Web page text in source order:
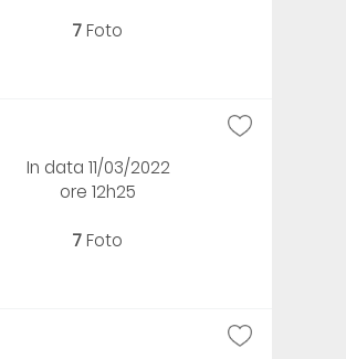
7 Foto
In data 11/03/2022
ore 12h25
7 Foto